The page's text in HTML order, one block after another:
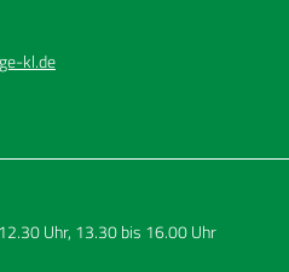
kl.de
Uhr, 13.30 bis 16.00 Uhr